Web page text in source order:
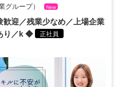
グループ）
New
迎／残業少なめ／上場企業
り／k ◆
正社員